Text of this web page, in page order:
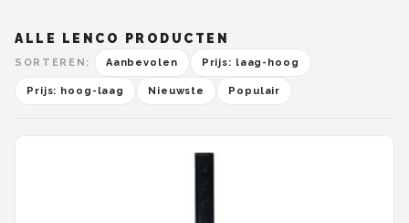
ALLE LENCO PRODUCTEN
SORTEREN: Aanbevolen Prijs: laag-hoog
Prijs: hoog-laag Nieuwste Populair